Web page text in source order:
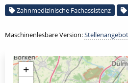
Zahnmedizinische Fachassistenz
Maschinenlesbare Version:
+